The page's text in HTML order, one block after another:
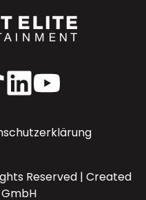
LinkedInYouTube
Reserved | Created